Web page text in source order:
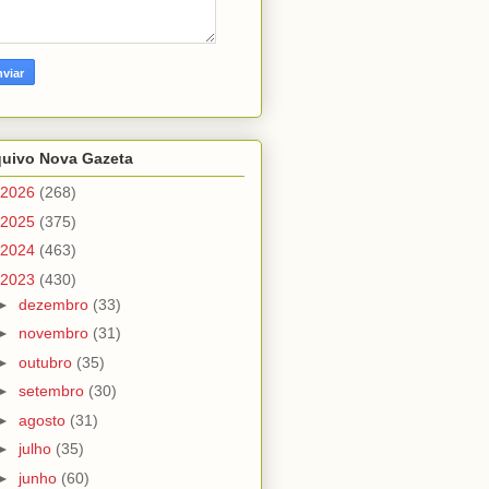
Nova Gazeta
2026 (268)
2025 (375)
2024 (463)
2023 (430)
dezembro (33)
novembro (31)
outubro (35)
setembro (30)
agosto (31)
julho (35)
junho (60)